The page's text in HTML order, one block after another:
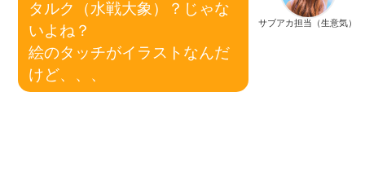
サブアカ担当（生意気）
タルク（水戦大象）？じゃな
いよね？
絵のタッチがイラストなんだ
けど、、、